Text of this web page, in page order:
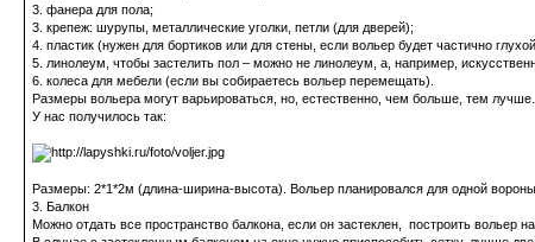
3. фанера для пола;
3. крепеж: шурупы, металлические уголки, петли (для дверей);
4. пластик (нужен для бортиков или для стены, если вольер будет частично
5. линолеум, чтобы застелить пол – можно не линолеум, а, например,
6. колеса для мебели (если вы собираетесь вольер перемещать).
Размеры вольера могут варьироваться, но, естественно, чем больше, тем лучше.
У нас получилось так:
Размеры: 2*1*2м (длина-ширина-высота). Вольер планировался для одной
3. Балкон
Можно отдать все пространство балкона, если он застеклен, построить вольер